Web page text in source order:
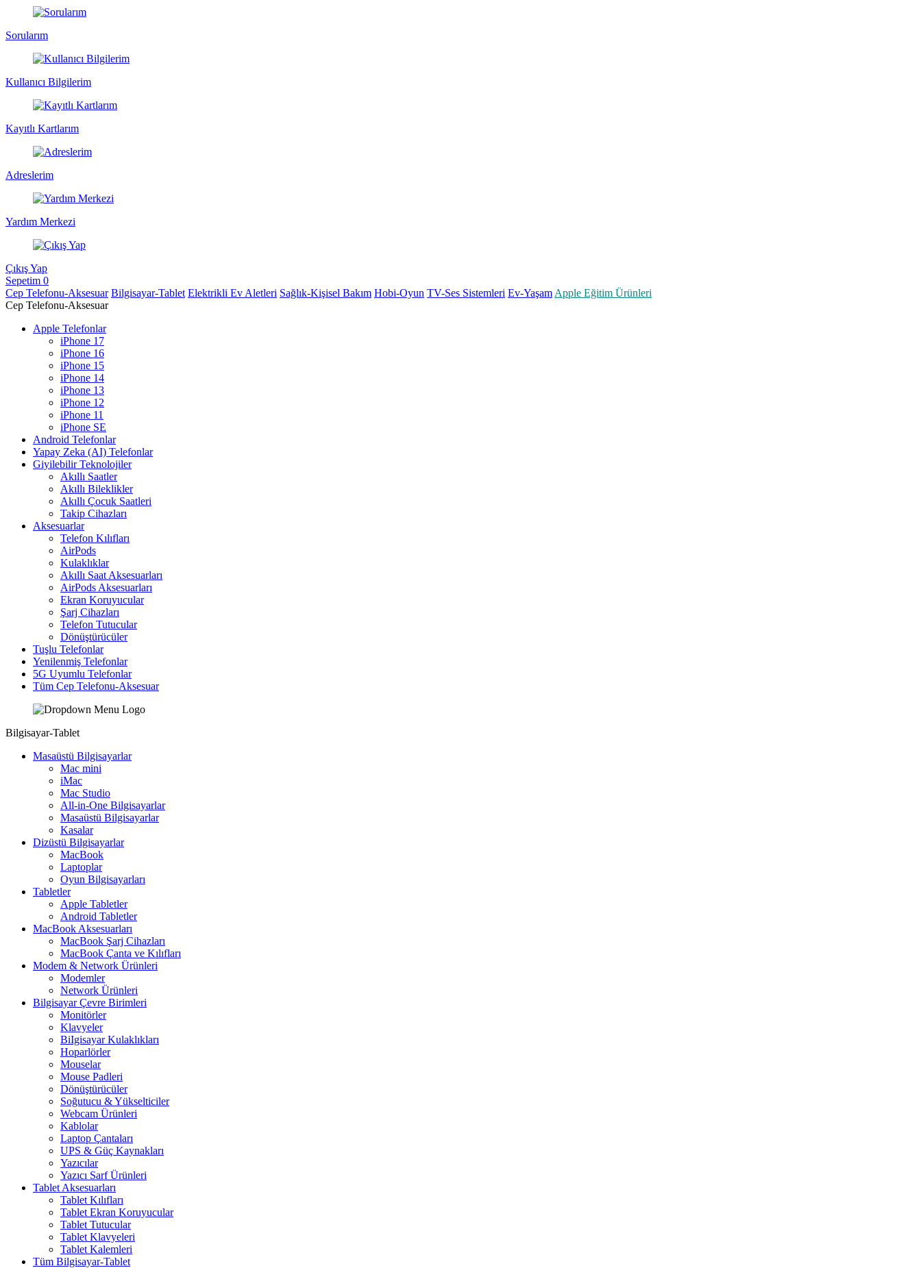
Sorularım
Kullanıcı Bilgilerim
Kayıtlı Kartlarım
Adreslerim
Yardım Merkezi
Çıkış Yap
Sepetim 0
Cep Telefonu-Aksesuar Bilgisayar-Tablet Elektrikli Ev Aletleri Sağlık-Kişisel Bakım Hobi-Oyun TV-Ses Sistemleri Ev-Yaşam Apple Eğitim Ürünleri
Cep Telefonu-Aksesuar
Apple Telefonlar
iPhone 17
iPhone 16
iPhone 15
iPhone 14
iPhone 13
iPhone 12
iPhone 11
iPhone SE
Android Telefonlar
Yapay Zeka (AI) Telefonlar
Giyilebilir Teknolojiler
Akıllı Saatler
Akıllı Bileklikler
Akıllı Çocuk Saatleri
Takip Cihazları
Aksesuarlar
Telefon Kılıfları
AirPods
Kulaklıklar
Akıllı Saat Aksesuarları
AirPods Aksesuarları
Ekran Koruyucular
Şarj Cihazları
Telefon Tutucular
Dönüştürücüler
Tuşlu Telefonlar
Yenilenmiş Telefonlar
5G Uyumlu Telefonlar
Tüm Cep Telefonu-Aksesuar
Bilgisayar-Tablet
Masaüstü Bilgisayarlar
Mac mini
iMac
Mac Studio
All-in-One Bilgisayarlar
Masaüstü Bilgisayarlar
Kasalar
Dizüstü Bilgisayarlar
MacBook
Laptoplar
Oyun Bilgisayarları
Tabletler
Apple Tabletler
Android Tabletler
MacBook Aksesuarları
MacBook Şarj Cihazları
MacBook Çanta ve Kılıfları
Modem & Network Ürünleri
Modemler
Network Ürünleri
Bilgisayar Çevre Birimleri
Monitörler
Klavyeler
BiIgisayar Kulaklıkları
Hoparlörler
Mouselar
Mouse Padleri
Dönüştürücüler
Soğutucu & Yükselticiler
Webcam Ürünleri
Kablolar
Laptop Çantaları
UPS & Güç Kaynakları
Yazıcılar
Yazıcı Sarf Ürünleri
Tablet Aksesuarları
Tablet Kılıfları
Tablet Ekran Koruyucular
Tablet Tutucular
Tablet Klavyeleri
Tablet Kalemleri
Tüm Bilgisayar-Tablet